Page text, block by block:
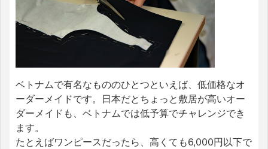
ベトナムで有名なもののひとつといえば、低価格なオ
ーダーメイドです。日本だとちょっと敷居が高いオー
ダーメイドも、ベトナムでは低予算でチャレンジでき
ます。
たとえばワンピースだったら、高くても6,000円以下で